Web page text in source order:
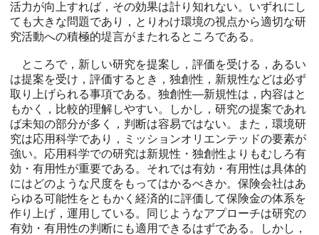
活力が向上すれば，その効果は計り知れない。いずれにし
ても大きな問題であり，とりわけ環境の視点から適切な研
究活動への積極的堤言がまたれるところである。
ところで，新しい研究を提案し，評価を受ける，あるい
は提案を受け，評価するとき，独創性，新規性などは必ず
取り上げられる事項である。独創性—新規性は，内容はと
もかく，比較的理解しやすい。しかし，研究の提案であれ
ば未知の部分が多く，判断は容易ではない。また，環境研
究は応用科学であり，ミッションオリエンテッドの要素が
強い。応用科学での研究は新規性・独創性よりもむしろ有
効・有用性が重要である。それでは有効・有用性は具体的
にはどのような尺度をもってはかるべきか。保険会社はあ
らゆる可能性をともかく経済的に評価して保険金の体系を
作り上げ，運用している。同じようなアプローチは研究の
有効・有用性の判断にも適用できるはずである。しかし，